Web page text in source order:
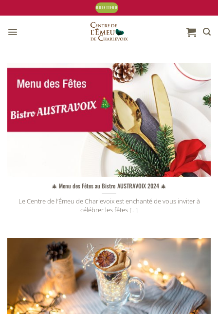
to
BILLETTERIE
🎄 Menu des Fêtes au Bistro AUSTRAVOIX 2024 🎄
Le Centre de l’Émeu de Charlevoix est enchanté de vous inviter à
célébrer les fêtes [...]